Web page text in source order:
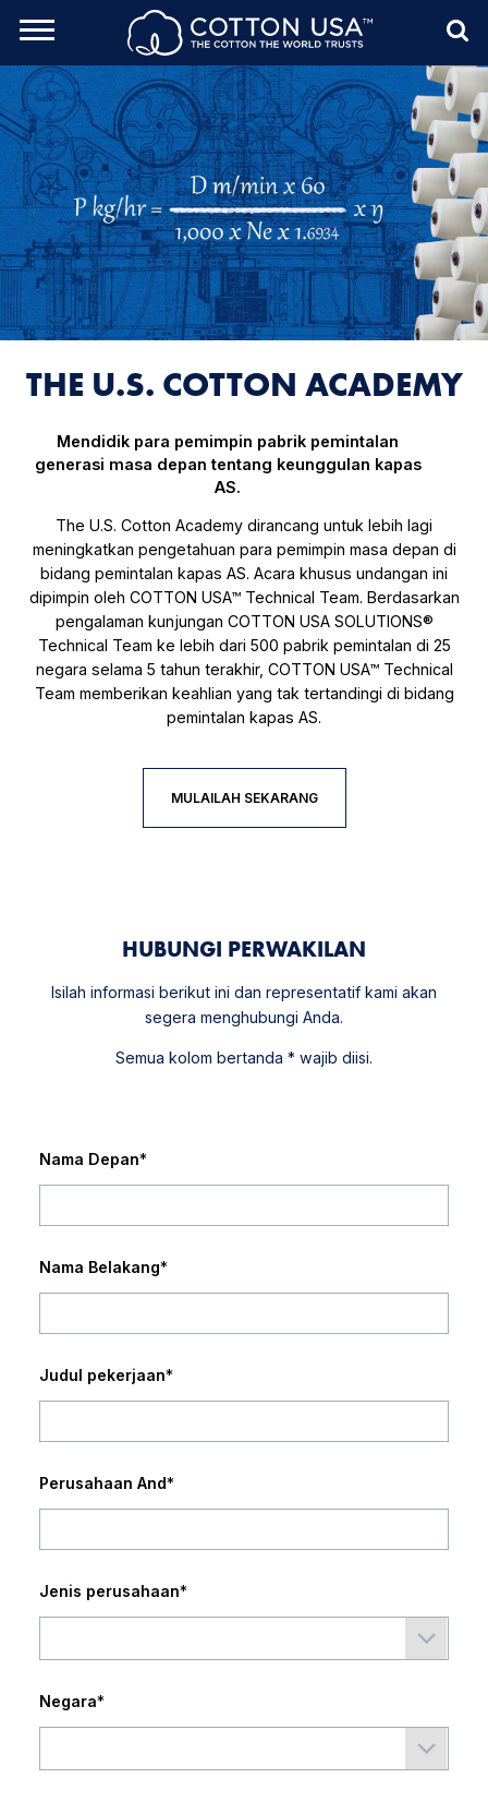
Menu
Toggle
THE U.S. COTTON ACADEMY
Mendidik para pemimpin pabrik pemintalan
generasi masa depan tentang keunggulan kapas
AS.
The U.S. Cotton Academy dirancang untuk lebih lagi
meningkatkan pengetahuan para pemimpin masa depan di
bidang pemintalan kapas AS. Acara khusus undangan ini
dipimpin oleh COTTON USA™ Technical Team. Berdasarkan
pengalaman kunjungan COTTON USA SOLUTIONS®
Technical Team ke lebih dari 500 pabrik pemintalan di 25
negara selama 5 tahun terakhir, COTTON USA™ Technical
Team memberikan keahlian yang tak tertandingi di bidang
pemintalan kapas AS.
MULAILAH SEKARANG
HUBUNGI PERWAKILAN
Isilah informasi berikut ini dan representatif kami akan
segera menghubungi Anda.
Semua kolom bertanda * wajib diisi.
Nama Depan*
Nama Belakang*
Judul pekerjaan*
Perusahaan And*
Jenis perusahaan*
Negara*